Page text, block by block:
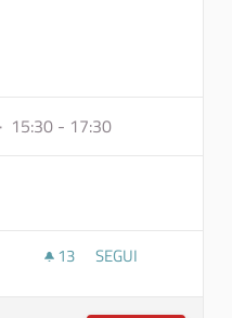
· 15:30 - 17:30
13 13 SOSTENITORI
SEGUI